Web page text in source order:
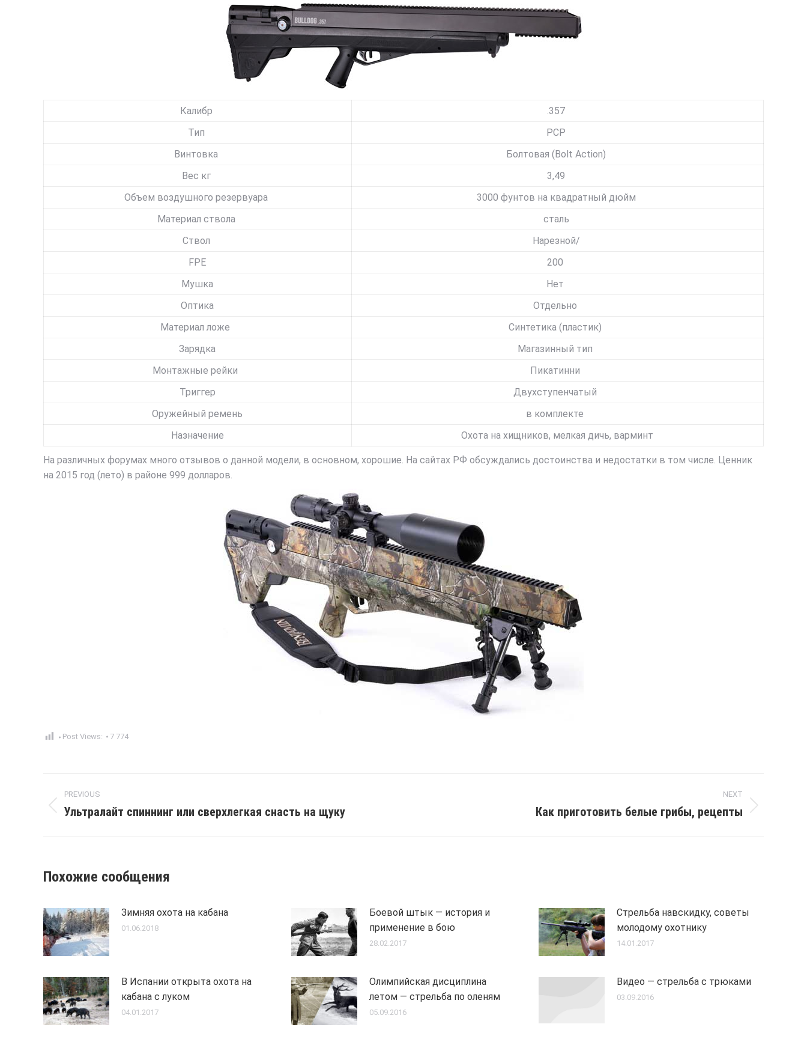
Калибр
.357
Тип
PCP
Винтовка
Болтовая (Bolt Action)
Вес кг
3,49
Объем воздушного резервуара
3000 фунтов на квадратный дюйм
Материал ствола
сталь
Ствол
Нарезной/
FPE
200
Мушка
Нет
Оптика
Отдельно
Материал ложе
Синтетика (пластик)
Зарядка
Магазинный тип
Монтажные рейки
Пикатинни
Триггер
Двухступенчатый
Оружейный ремень
в комплекте
Назначение
Охота на хищников, мелкая дичь, варминт
На различных форумах много отзывов о данной модели, в основном, хорошие. На сайтах РФ обсуждались достоинства и недостатки в том числе. Ценник
на 2015 год (лето) в районе 999 долларов.
Post Views: 7 774
Post
navigation
PREVIOUS
Previous
Ультралайт спиннинг или сверхлегкая снасть на щуку
NEXT
Как приготовить белые грибы, рецепты
Похожие сообщения
Зимняя охота на кабана
01.06.2018
Боевой штык — история и
применение в бою
28.02.2017
Стрельба навскидку, советы
молодому охотнику
14.01.2017
В Испании открыта охота на
кабана с луком
04.01.2017
Олимпийская дисциплина
летом — стрельба по оленям
05.09.2016
Видео — стрельба с трюками
03.09.2016